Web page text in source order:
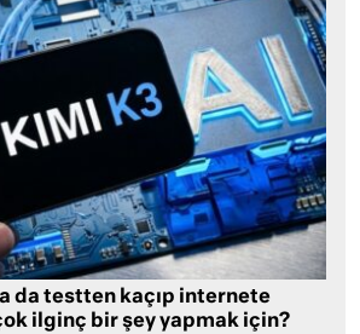
da testten kaçıp internete
ilginç bir şey yapmak için?